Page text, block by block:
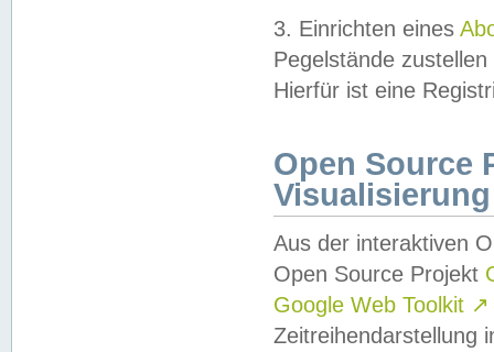
3. Einrichten eines
Pegelstände
Hierfür ist eine
Open Source
Visualisierung
Aus der interaktiven
Open Source Projekt
Google Web Toolkit ↗
Zeitreihendarstellung